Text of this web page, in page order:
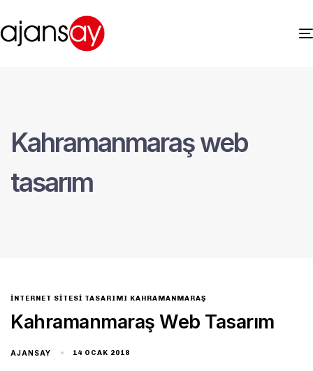
Kahramanmaraş web
tasarım
INTERNET SITESI TASARIMI KAHRAMANMARAŞ
Kahramanmaraş Web Tasarım
AJANSAY 14 OCAK 2018